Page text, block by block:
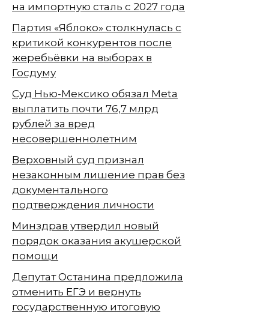
на импортную сталь с 2027 года
Партия «Яблоко» столкнулась с
критикой конкурентов после
жеребьёвки на выборах в
Госдуму
Суд Нью-Мексико обязал Meta
выплатить почти 76,7 млрд
рублей за вред
несовершеннолетним
Верховный суд признал
незаконным лишение прав без
документального
подтверждения личности
Минздрав утвердил новый
порядок оказания акушерской
помощи
Депутат Останина предложила
отменить ЕГЭ и вернуть
государственную итоговую